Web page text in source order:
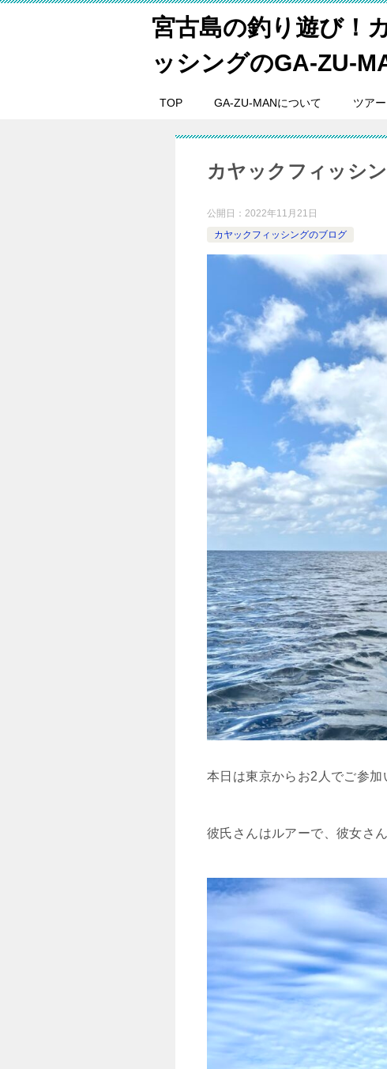
宮古島の釣り遊び！
ッシングのGA-ZU-
TOP GA-ZU-MANについて ツア
カヤックフィッシ
公開日： 2022年11月21日
カヤックフィッシングのブログ
本日は東京からお2人でご参加
彼氏さんはルアーで、彼女さ